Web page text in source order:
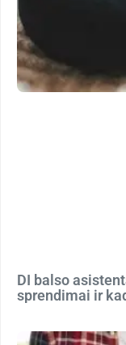
DI balso
sprendimai ir